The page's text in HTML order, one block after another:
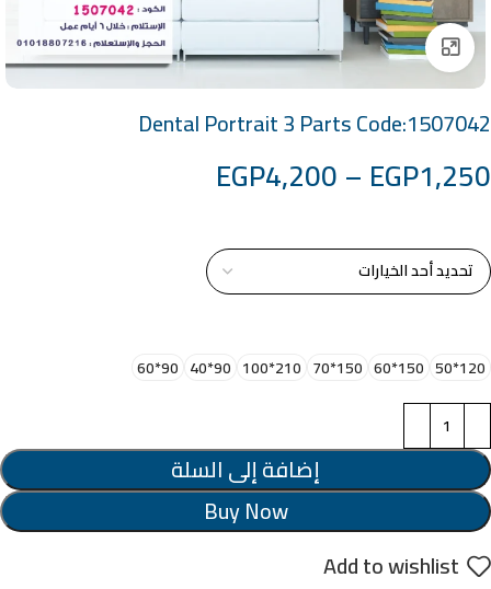
Click to enlarge
Dental Portrait 3 Parts Code:1507042
EGP1,250
–
EGP4,200
120*50
150*60
150*70
210*100
90*40
90*60
إضافة إلى السلة
Buy Now
Add to wishlist